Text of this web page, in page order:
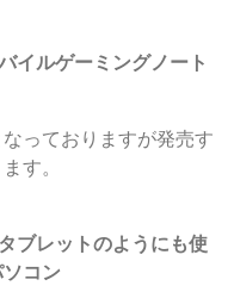
イルゲーミングノート
っておりますが発売す
す。
ブレットのようにも使
コン